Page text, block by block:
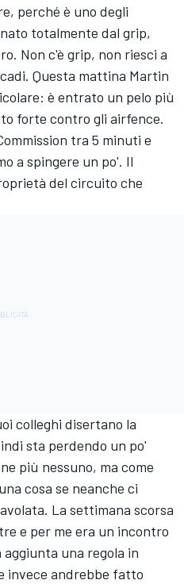
perché è uno degli
totalmente dal grip,
Non c'è grip, non riesci a
Questa mattina Martin
è entrato un pelo più
forte contro gli airfence.
tra 5 minuti e
a spingere un po'. Il
del circuito che
colleghi disertano la
sta perdendo un po'
più nessuno, ma come
cosa se neanche ci
La settimana scorsa
e per me era un incontro
una regola in
invece andrebbe fatto